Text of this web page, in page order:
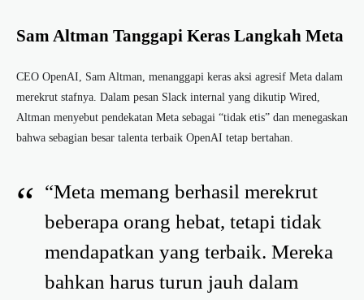
Sam Altman Tanggapi Keras Langkah Meta
CEO OpenAI, Sam Altman, menanggapi keras aksi agresif Meta dalam
merekrut stafnya. Dalam pesan Slack internal yang dikutip Wired,
Altman menyebut pendekatan Meta sebagai “tidak etis” dan menegaskan
bahwa sebagian besar talenta terbaik OpenAI tetap bertahan.
“Meta memang berhasil merekrut
beberapa orang hebat, tetapi tidak
mendapatkan yang terbaik. Mereka
bahkan harus turun jauh dalam